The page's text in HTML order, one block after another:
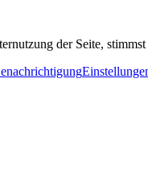
der Seite,